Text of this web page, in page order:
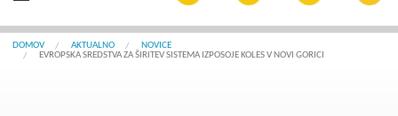
Aktualno
DOMOV AKTUALNO
NOVICE
EVROPSKA SREDSTVA ZA ŠIRITEV SISTEMA IZPOSOJE KOLES V NOVI GORICI